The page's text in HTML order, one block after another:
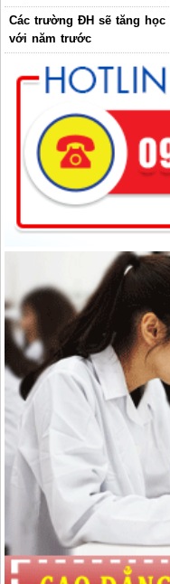
Các trường ĐH sẽ tăng
với năm trước